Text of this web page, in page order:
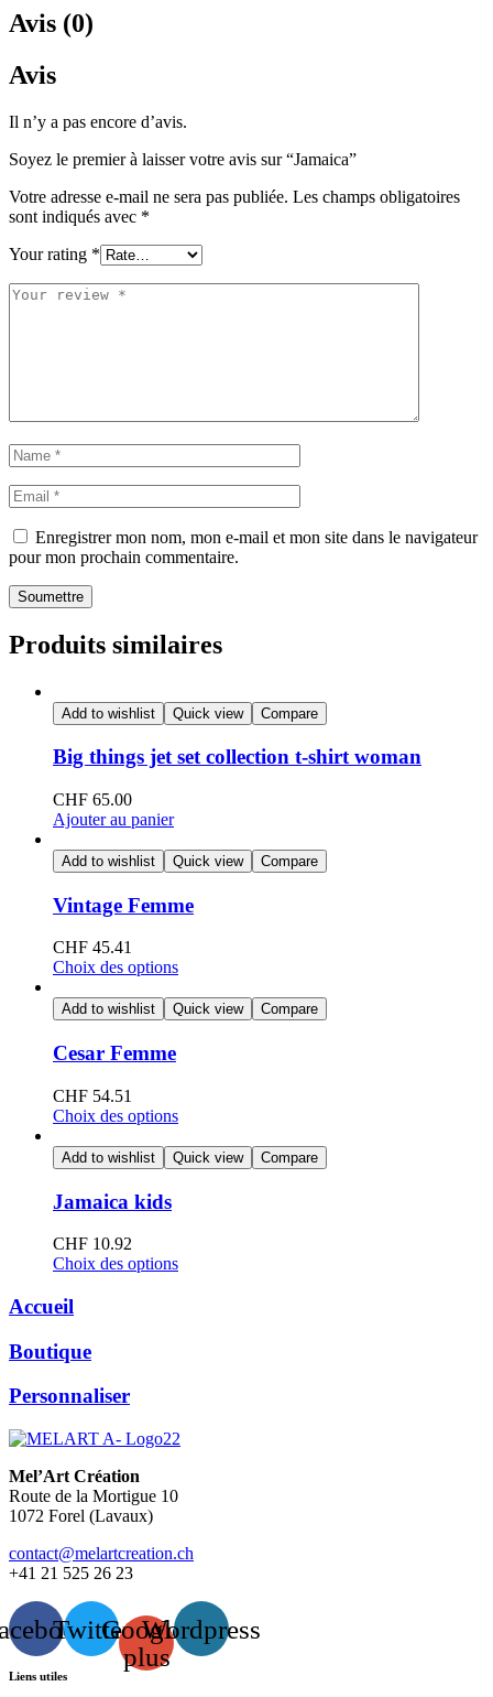
Avis (0)
Avis
Il n’y a pas encore d’avis.
Soyez le premier à laisser votre avis sur “Jamaica”
Votre adresse e-mail ne sera pas publiée. Les champs obligatoires
sont indiqués avec *
Your rating *
Enregistrer mon nom, mon e-mail et mon site dans le navigateur
pour mon prochain commentaire.
Soumettre
Produits similaires
Add to wishlist Quick view Compare
Big things jet set collection t-shirt woman
CHF 65.00
Ajouter au panier
Add to wishlist Quick view Compare
Vintage Femme
CHF 45.41
Choix des options
Add to wishlist Quick view Compare
Cesar Femme
CHF 54.51
Choix des options
Add to wishlist Quick view Compare
Jamaica kids
CHF 10.92
Choix des options
Accueil
Boutique
Personnaliser
Mel’Art Création
Route de la Mortigue 10
1072 Forel (Lavaux)
contact@melartcreation.ch
+41 21 525 26 23
TwitterGoogle-
plus
Wordpress
Liens utiles